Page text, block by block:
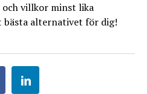
och villkor minst lika
alternativet för dig!